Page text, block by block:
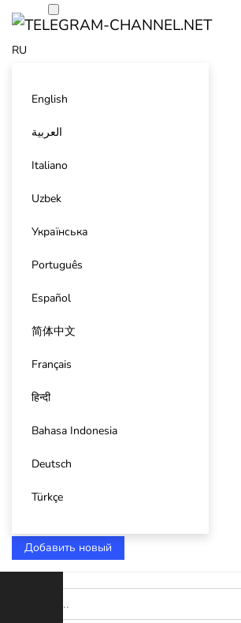
RU
English
العربية
Italiano
Uzbek
Українська
Português
Español
简体中文
Français
हिन्दी
Bahasa Indonesia
Deutsch
Türkçe
Добавить новый